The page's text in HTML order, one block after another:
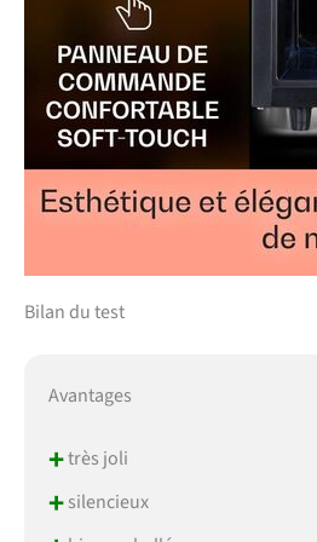
Bilan du test
Avantages
+très joli
+silencieux